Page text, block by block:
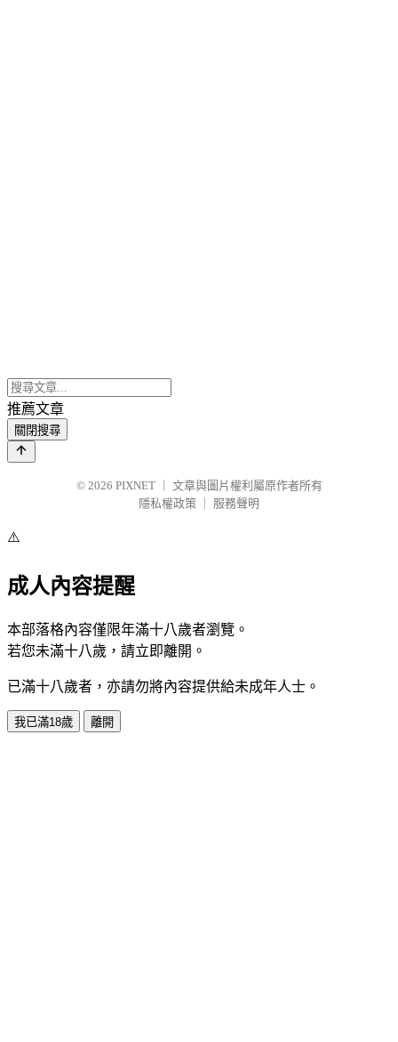
推薦文章
關閉搜尋
© 2026 PIXNET
文章與圖片權利屬原作者所有
隱私權政策
服務聲明
⚠️
成人內容提醒
本部落格內容僅限年滿十八歲者瀏覽。
若您未滿十八歲，請立即離開。
已滿十八歲者，亦請勿將內容提供給未成年人士。
我已滿18歲 離開